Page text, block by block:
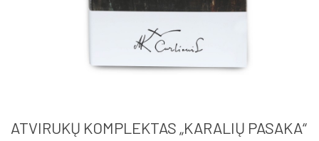
ATVIRUKŲ KOMPLEKTAS „KARALIŲ PASAKA“